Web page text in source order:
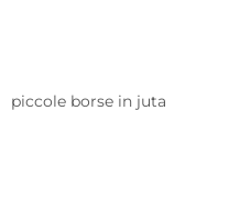
piccole borse in juta